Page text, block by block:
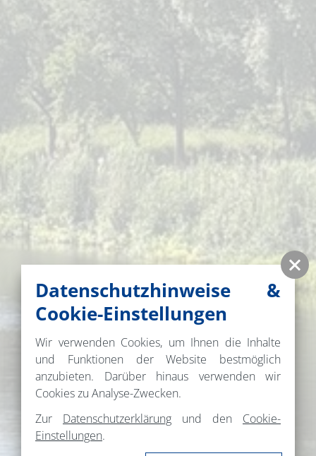
Datenschutzhinweise &
Cookie-Einstellungen
Wir verwenden Cookies, um Ihnen die Inhalte
und Funktionen der Website bestmöglich
anzubieten. Darüber hinaus verwenden wir
Cookies zu Analyse-Zwecken.
Zur Datenschutzerklärung und den Cookie-
Einstellungen.